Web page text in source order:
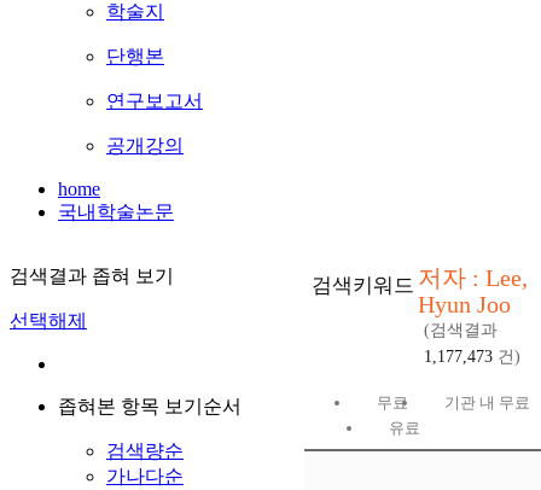
학술지
단행본
연구보고서
공개강의
home
국내학술논문
검색결과 좁혀 보기
선택해제
좁혀본 항목 보기순서
검색량순
가나다순
검색키워드 저자 : Lee,
Hyun Joo
(검색결과
1,177,473 건)
무료
기관 내 무료
유료